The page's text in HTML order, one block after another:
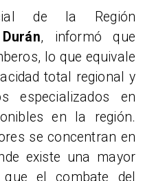
de la Región
, informó que
lo que equivale
total regional y
especializados en
en la región.
se concentran en
existe una mayor
el combate del